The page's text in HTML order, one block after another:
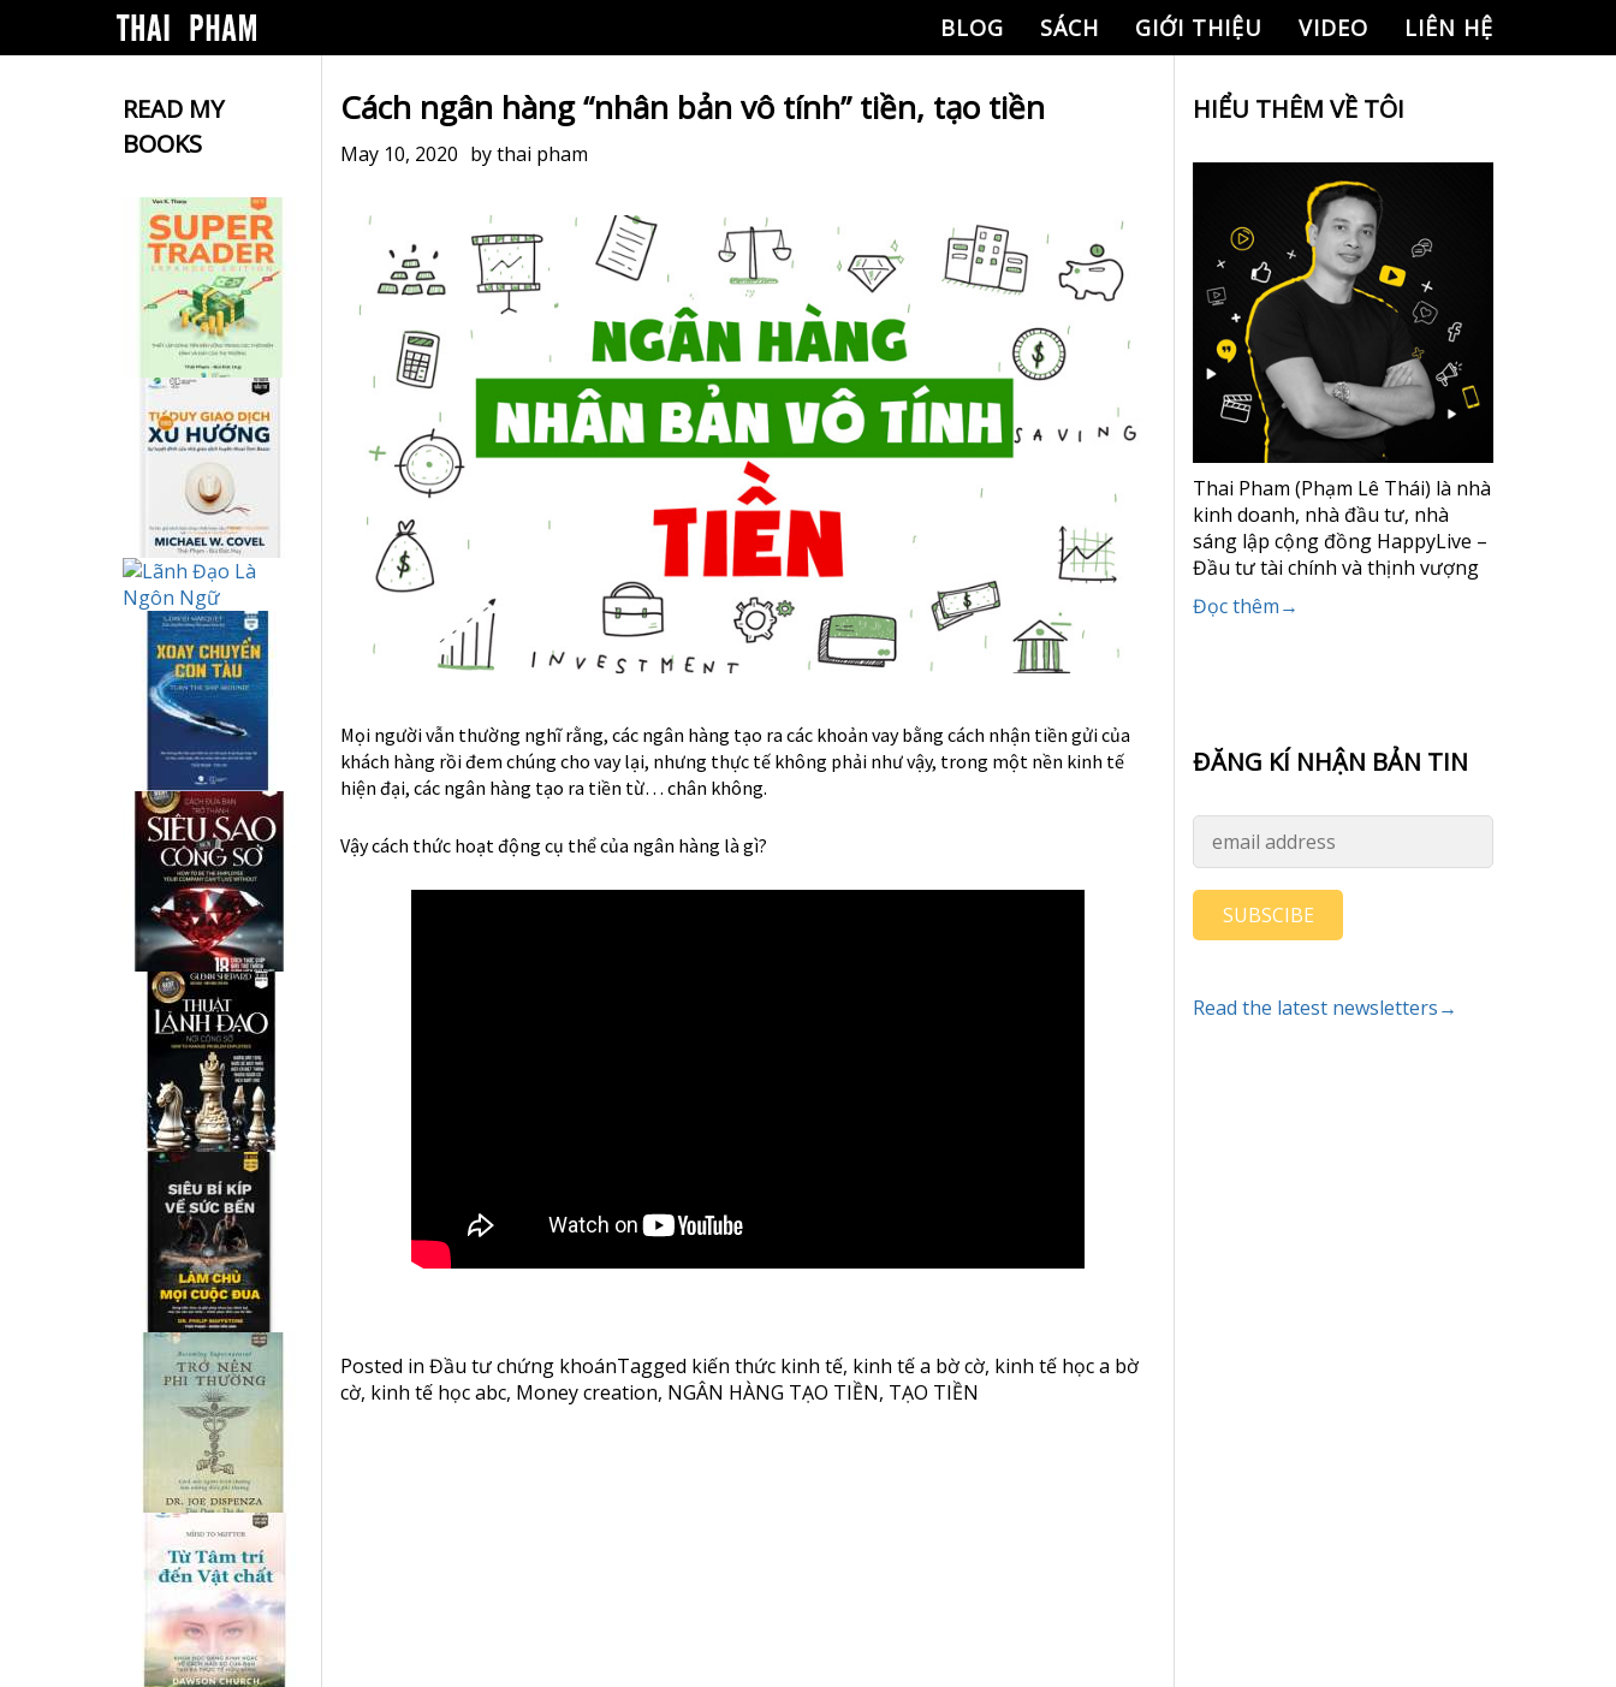
BLOG SÁCH GIỚI THIỆU VIDEO LIÊN HỆ
READ MY
BOOKS
Cách ngân hàng “nhân bản vô tính” tiền, tạo tiền
May 10, 2020 bythai pham
Mọi người vẫn thường nghĩ rằng, các ngân hàng tạo ra các khoản vay bằng cách nhận tiền gửi của
khách hàng rồi đem chúng cho vay lại, nhưng thực tế không phải như vậy, trong một nền kinh tế
hiện đại, các ngân hàng tạo ra tiền từ… chân không.
Vậy cách thức hoạt động cụ thể của ngân hàng là gì?
Posted in Đầu tư chứng khoánTagged kiến thức kinh tế, kinh tế a bờ cờ, kinh tế học a bờ
cờ, kinh tế học abc, Money creation, NGÂN HÀNG TẠO TIỀN, TẠO TIỀN
HIỂU THÊM VỀ TÔI
Thai Pham (Phạm Lê Thái) là nhà
kinh doanh, nhà đầu tư, nhà
sáng lập cộng đồng HappyLive –
Đầu tư tài chính và thịnh vượng
Đọc thêm→
ĐĂNG KÍ NHẬN BẢN TIN
SUBSCIBE
Read the latest newsletters→